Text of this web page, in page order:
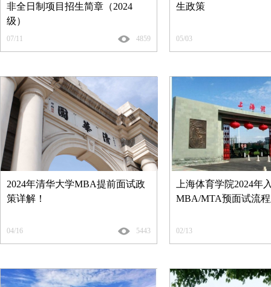
非全日制项目招生简章（2024
级）
07/11 4859
生政策
05/03
2024年清华大学MBA提前面试政
策详解！
04/16 5443
上海体育学院2024年
MBA/MTA预面试流
02/13